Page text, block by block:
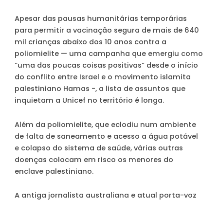
Apesar das pausas humanitárias temporárias
para permitir a vacinação segura de mais de 640
mil crianças abaixo dos 10 anos contra a
poliomielite — uma campanha que emergiu como
“uma das poucas coisas positivas” desde o início
do conflito entre Israel e o movimento islamita
palestiniano Hamas -, a lista de assuntos que
inquietam a Unicef no território é longa.
Além da poliomielite, que eclodiu num ambiente
de falta de saneamento e acesso a água potável
e colapso do sistema de saúde, várias outras
doenças colocam em risco os menores do
enclave palestiniano.
A antiga jornalista australiana e atual porta-voz